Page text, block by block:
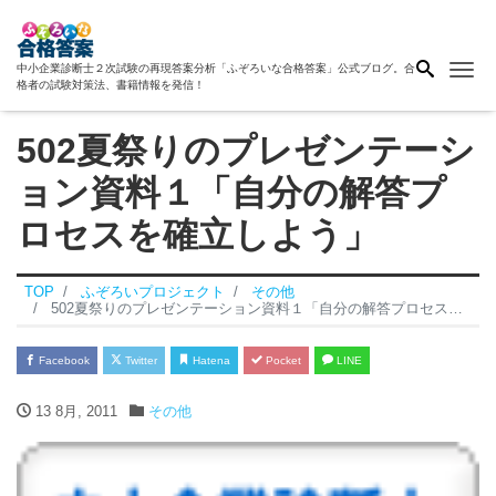
中小企業診断士２次試験の再現答案分析「ふぞろいな合格答案」公式ブログ。合
格者の試験対策法、書籍情報を発信！
502夏祭りのプレゼンテーシ
ョン資料１「自分の解答プ
ロセスを確立しよう」
TOP ふぞろいプロジェクト
その他
502夏祭りのプレゼンテーション資料１「自分の解答プロセスを確立しよう」
Facebook Twitter Hatena Pocket LINE
13 8月, 2011 その他